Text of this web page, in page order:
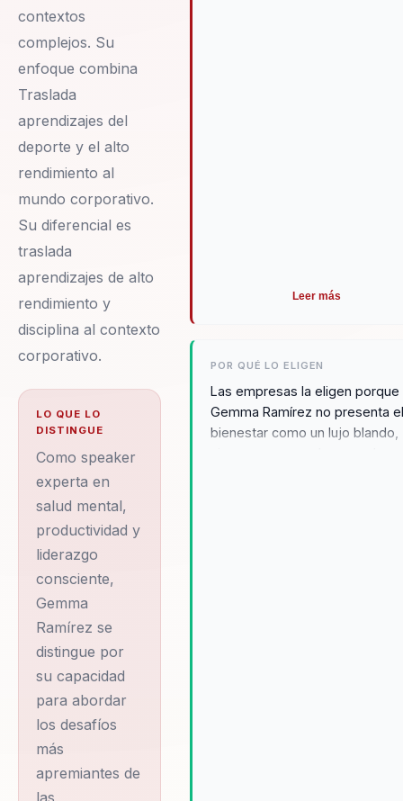
contextos
complejos. Su
enfoque combina
Traslada
aprendizajes del
deporte y el alto
rendimiento al
mundo corporativo.
Su diferencial es
traslada
aprendizajes de alto
rendimiento y
disciplina al contexto
corporativo.
LO QUE LO
DISTINGUE
Como speaker
experta en
salud mental,
productividad y
liderazgo
consciente,
Gemma
Ramírez se
distingue por
su capacidad
para abordar
los desafíos
más
apremiantes de
Leer más
POR QUÉ LO ELIGEN
Las empresas la eligen porque
Gemma Ramírez no presenta
bienestar como un lujo blando,